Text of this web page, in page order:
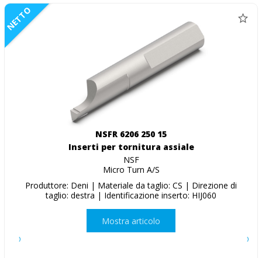
NETTO
NSFR 6206 250 15
Inserti per tornitura assiale
NSF
Micro Turn A/S
Produttore: Deni | Materiale da taglio: CS | Direzione di
taglio: destra | Identificazione inserto: HIJ060
Mostra articolo